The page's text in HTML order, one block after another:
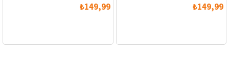
₺149,99 ₺149,99